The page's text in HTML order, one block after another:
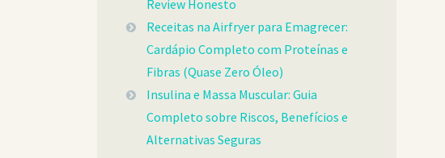
Review Honesto
Receitas na Airfryer para Emagrecer:
Cardápio Completo com Proteínas e
Fibras (Quase Zero Óleo)
Insulina e Massa Muscular: Guia
Completo sobre Riscos, Benefícios e
Alternativas Seguras